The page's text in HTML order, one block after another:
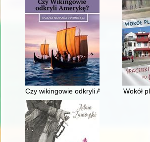
Czy wikingowie odkryli Amerykę?Wokół